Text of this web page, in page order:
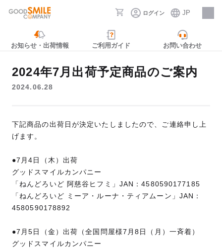
ログイン JP
採用情報
お知らせ・出荷情報 ご利用ガイド お問い合わせ
2024年7月出荷予定商品のご案内
2024.06.28
下記商品の出荷日が決定いたしましたので、ご連絡申し上
げます。
●7月4日（木）出荷
グッドスマイルカンパニー
「ねんどろいど 阿慈谷ヒフミ」JAN：4580590177185
「ねんどろいど ミーア・ルーナ・ティアムーン」JAN：
4580590178892
●7月5日（金）出荷（全国問屋様7月8日（月）一斉着）
グッドスマイルカンパニー